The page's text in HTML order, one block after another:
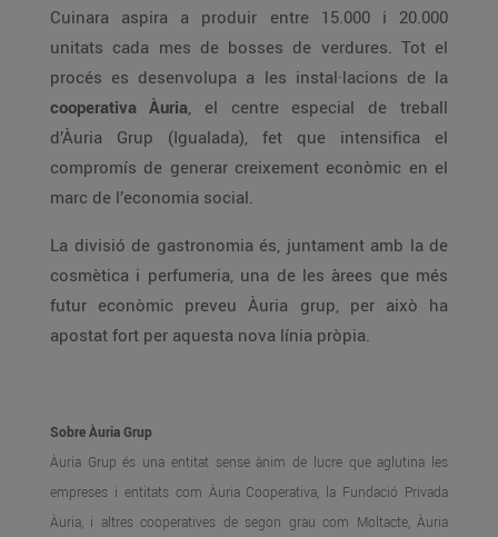
Cuinara aspira a produir entre 15.000 i 20.000
unitats cada mes de bosses de verdures. Tot el
procés es desenvolupa a les instal·lacions de la
cooperativa Àuria, el centre especial de treball
d’Àuria Grup (Igualada), fet que intensifica el
compromís de generar creixement econòmic en el
marc de l’economia social.
La divisió de gastronomia és, juntament amb la de
cosmètica i perfumeria, una de les àrees que més
futur econòmic preveu Àuria grup, per això ha
apostat fort per aquesta nova línia pròpia.
Sobre Àuria Grup
Àuria Grup és una entitat sense ànim de lucre que aglutina les
empreses i entitats com Àuria Cooperativa, la Fundació Privada
Àuria, i altres cooperatives de segon grau com Moltacte, Àuria